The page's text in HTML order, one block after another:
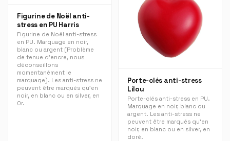
Figurine de Noël anti-
stress en PU Harris
Figurine de Noël anti-stress
en PU. Marquage en noir,
blanc ou argent (Problème
de tenue d'encre, nous
déconseillons
momentanément le
marquage). Les anti-stress ne
peuvent être marqués qu'en
noir, en blanc ou en silver, en
Or.
Porte-clés anti-stress
Lilou
Porte-clés anti-stress en PU.
Marquage en noir, blanc ou
argent. Les anti-stress ne
peuvent être marqués qu'en
noir, en blanc ou en silver, en
doré.